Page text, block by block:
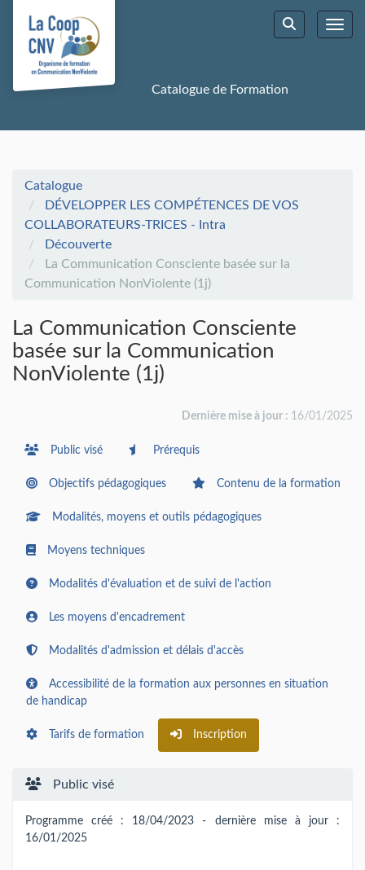
Aller au menu principal
Aller au contenu principal
Personnaliser l'interface
Rechercher
Catalogue de Formation
Catalogue
DÉVELOPPER LES COMPÉTENCES DE VOS
COLLABORATEURS-TRICES - Intra
Découverte
La Communication Consciente basée sur la
Communication NonViolente (1j)
La Communication Consciente
basée sur la Communication
NonViolente (1j)
Dernière mise à jour : 16/01/2025
Public visé Prérequis
Objectifs pédagogiques Contenu de la formation
Modalités, moyens et outils pédagogiques
Moyens techniques
Modalités d'évaluation et de suivi de l'action
Les moyens d'encadrement
Modalités d'admission et délais d'accès
Accessibilité de la formation aux personnes en situation
de handicap
Tarifs de formation Inscription
Public visé
Programme créé : 18/04/2023 - dernière mise à jour :
16/01/2025